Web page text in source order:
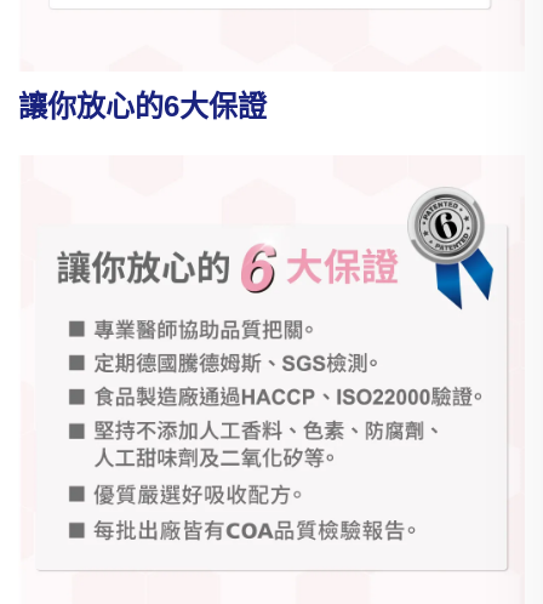
讓你放心的6大保證